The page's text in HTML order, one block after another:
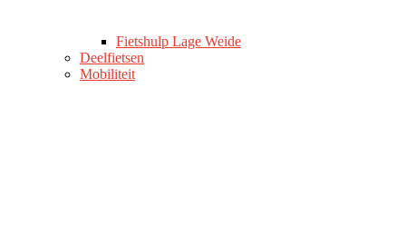
Fietshulp Lage Weide
Deelfietsen
Mobiliteit